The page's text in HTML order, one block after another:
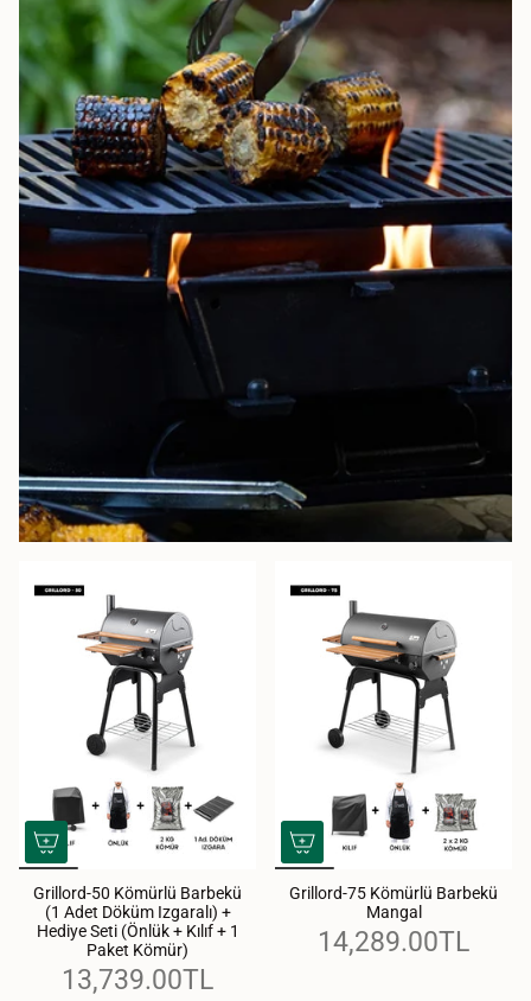
Grillord‑50 Kömürlü Barbekü
(1 Adet Döküm Izgaralı) +
Hediye Seti (Önlük + Kılıf + 1
Paket Kömür)
13,739.00TL
Grillord-75 Kömürlü Barbekü
Mangal
14,289.00TL